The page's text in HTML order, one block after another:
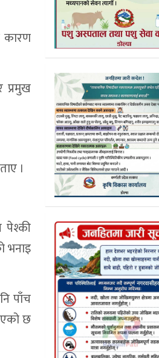
कारण
प्रमुख
।
पेश्की
भनाइ
पाँच
छ